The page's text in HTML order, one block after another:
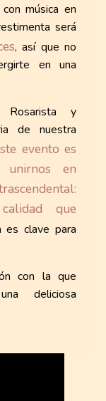
música en
será
, así que no
en una
Rosarista y
de nuestra
evento es
unirnos en
que
es clave para
con la que
deliciosa